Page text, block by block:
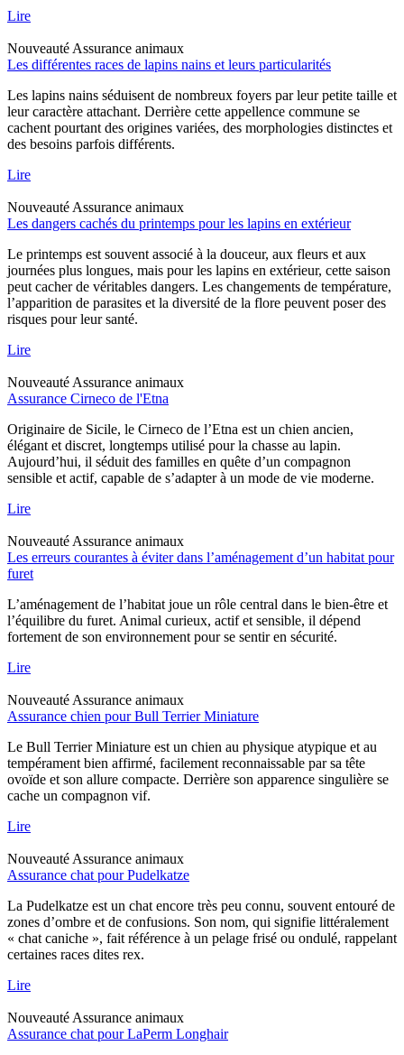
Lire
Nouveauté Assurance animaux
Les différentes races de lapins nains et leurs particularités
Les lapins nains séduisent de nombreux foyers par leur petite taille et
leur caractère attachant. Derrière cette appellence commune se
cachent pourtant des origines variées, des morphologies distinctes et
des besoins parfois différents.
Lire
Nouveauté Assurance animaux
Les dangers cachés du printemps pour les lapins en extérieur
Le printemps est souvent associé à la douceur, aux fleurs et aux
journées plus longues, mais pour les lapins en extérieur, cette saison
peut cacher de véritables dangers. Les changements de température,
l’apparition de parasites et la diversité de la flore peuvent poser des
risques pour leur santé.
Lire
Nouveauté Assurance animaux
Assurance Cirneco de l'Etna
Originaire de Sicile, le Cirneco de l’Etna est un chien ancien,
élégant et discret, longtemps utilisé pour la chasse au lapin.
Aujourd’hui, il séduit des familles en quête d’un compagnon
sensible et actif, capable de s’adapter à un mode de vie moderne.
Lire
Nouveauté Assurance animaux
Les erreurs courantes à éviter dans l’aménagement d’un habitat pour
furet
L’aménagement de l’habitat joue un rôle central dans le bien-être et
l’équilibre du furet. Animal curieux, actif et sensible, il dépend
fortement de son environnement pour se sentir en sécurité.
Lire
Nouveauté Assurance animaux
Assurance chien pour Bull Terrier Miniature
Le Bull Terrier Miniature est un chien au physique atypique et au
tempérament bien affirmé, facilement reconnaissable par sa tête
ovoïde et son allure compacte. Derrière son apparence singulière se
cache un compagnon vif.
Lire
Nouveauté Assurance animaux
Assurance chat pour Pudelkatze
La Pudelkatze est un chat encore très peu connu, souvent entouré de
zones d’ombre et de confusions. Son nom, qui signifie littéralement
« chat caniche », fait référence à un pelage frisé ou ondulé, rappelant
certaines races dites rex.
Lire
Nouveauté Assurance animaux
Assurance chat pour LaPerm Longhair